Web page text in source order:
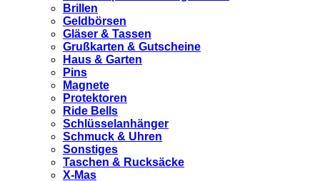
Brillen
Geldbörsen
Gläser & Tassen
Grußkarten & Gutscheine
Haus & Garten
Pins
Magnete
Protektoren
Ride Bells
Schlüsselanhänger
Schmuck & Uhren
Sonstiges
Taschen & Rucksäcke
X-Mas